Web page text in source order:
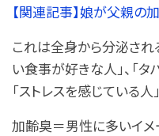
【関連記事】娘が父親の
これは全身から分泌され
い食事が好きな人」、「タ
「ストレスを感じている
加齢臭＝男性に多いイメ